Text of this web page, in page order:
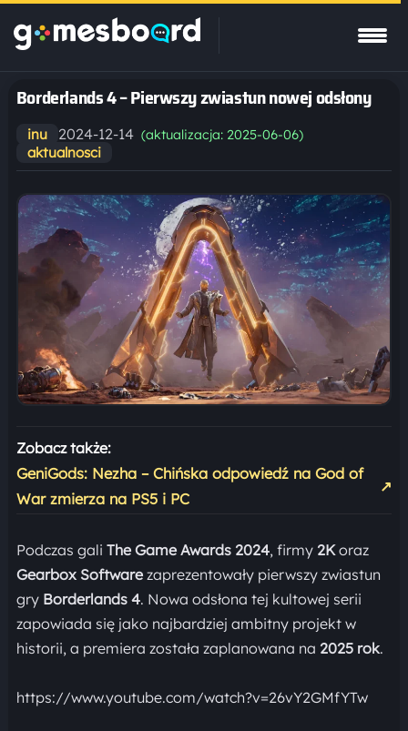
Borderlands 4 – Pierwszy zwiastun nowej odsłony
inu 2024-12-14 (aktualizacja: 2025-06-06)
aktualnosci
Zobacz także:
GeniGods: Nezha – Chińska odpowiedź na God of
War zmierza na PS5 i PC
↗
Podczas gali The Game Awards 2024, firmy 2Koraz
Gearbox Softwarezaprezentowały pierwszy zwiastun
gry Borderlands 4. Nowa odsłona tej kultowej serii
zapowiada się jako najbardziej ambitny projekt w
historii, a premiera została zaplanowana na 2025 rok.
https://www.youtube.com/watch?v=26vY2GMfYTw